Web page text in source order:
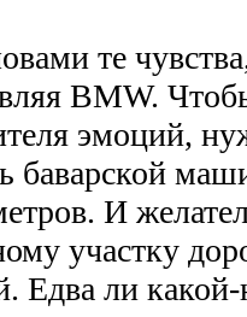
те
BMW.
эмоций,
баварской
И
участку
Едва ли